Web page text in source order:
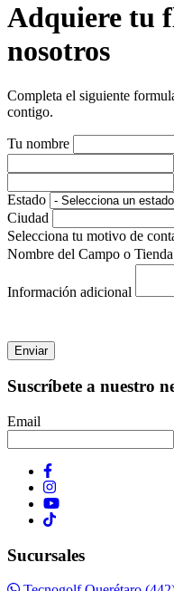
Adquiere tu
nosotros
Completa el siguiente
contigo.
Tu nombre
Estado
Ciudad
Selecciona tu motivo de
Nombre del Campo o Tienda
Información adicional
Enviar
Suscríbete a nuestro
Email
Sucursales